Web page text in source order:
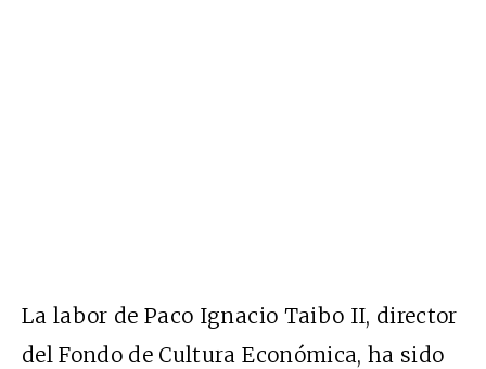
La labor de Paco Ignacio Taibo II, director
del Fondo de Cultura Económica, ha sido